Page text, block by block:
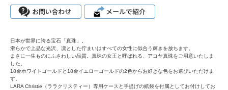
日本が世界に誇る宝石「真珠」。
滑らかで上品な光沢、凛とした佇まいはすべての女性に似合う輝きを放ちます。
まさに一生ものにふさわしい品質。真珠の女王と呼ばれる、アコヤ真珠をご用意いたしま
した。
18金ホワイトゴールドと18金イエローゴールドの2色からお好きな色をお選びいただけま
す。
LARA Christie（ララクリスティー）専用ケースと手提げの紙袋を付属としてお付けしてお